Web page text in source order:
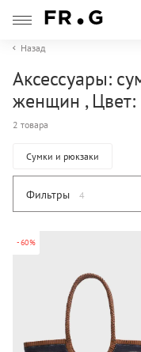
Назад
Аксессуары:
женщин , Цвет:
2 товара
Сумки и рюкзаки
Фильтры 4
-60%